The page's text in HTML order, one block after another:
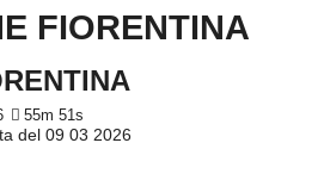
FIORENTINA
55m 51s
del 09 03 2026